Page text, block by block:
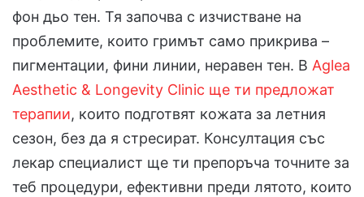
фон дьо тен. Тя започва с изчистване на
проблемите, които гримът само прикрива –
пигментации, фини линии, неравен тен. В Aglea
Aesthetic & Longevity Clinic ще ти предложат
терапии, които подготвят кожата за летния
сезон, без да я стресират. Консултация със
лекар специалист ще ти препоръча точните за
теб процедури, ефективни преди лятото, които